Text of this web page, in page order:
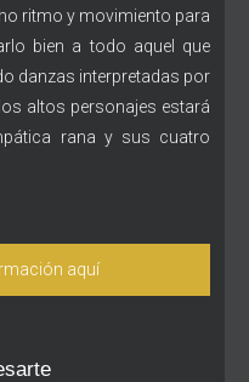
ritmo y movimiento para
bien a todo aquel que
danzas interpretadas por
altos personajes estará
rana y sus cuatro
aquí